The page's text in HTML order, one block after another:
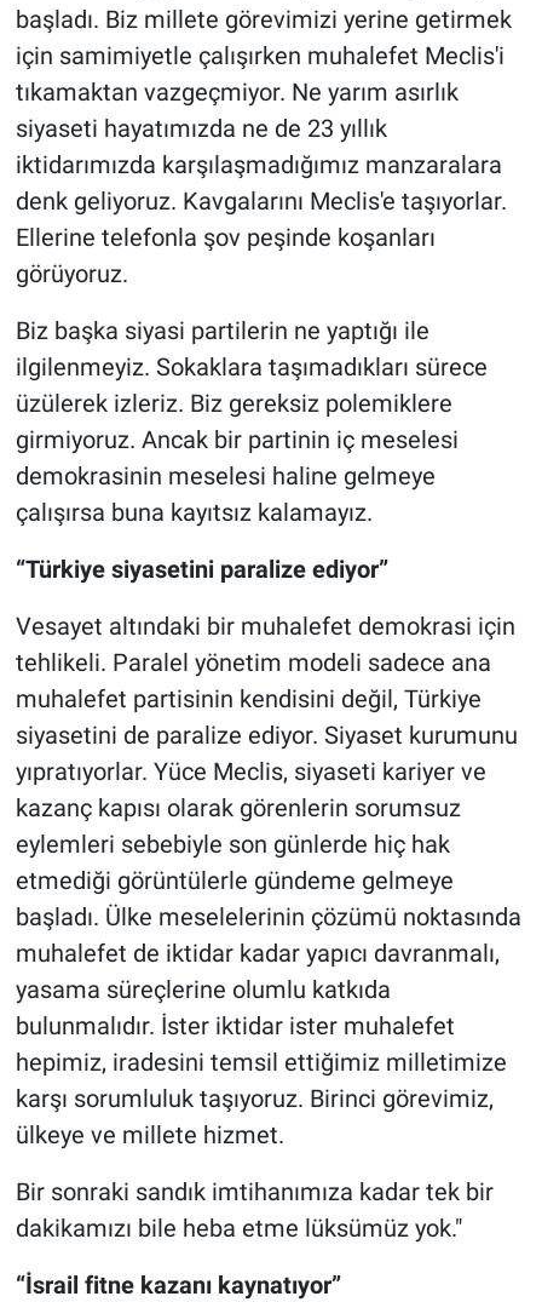
başladı. Biz millete görevimizi yerine getirmek
için samimiyetle çalışırken muhalefet Meclis'i
tıkamaktan vazgeçmiyor. Ne yarım asırlık
siyaseti hayatımızda ne de 23 yıllık
iktidarımızda karşılaşmadığımız manzaralara
denk geliyoruz. Kavgalarını Meclis'e taşıyorlar.
Ellerine telefonla şov peşinde koşanları
görüyoruz.
Biz başka siyasi partilerin ne yaptığı ile
ilgilenmeyiz. Sokaklara taşımadıkları sürece
üzülerek izleriz. Biz gereksiz polemiklere
girmiyoruz. Ancak bir partinin iç meselesi
demokrasinin meselesi haline gelmeye
çalışırsa buna kayıtsız kalamayız.
“Türkiye siyasetini paralize ediyor”
Vesayet altındaki bir muhalefet demokrasi için
tehlikeli. Paralel yönetim modeli sadece ana
muhalefet partisinin kendisini değil, Türkiye
siyasetini de paralize ediyor. Siyaset kurumunu
yıpratıyorlar. Yüce Meclis, siyaseti kariyer ve
kazanç kapısı olarak görenlerin sorumsuz
eylemleri sebebiyle son günlerde hiç hak
etmediği görüntülerle gündeme gelmeye
başladı. Ülke meselelerinin çözümü noktasında
muhalefet de iktidar kadar yapıcı davranmalı,
yasama süreçlerine olumlu katkıda
bulunmalıdır. İster iktidar ister muhalefet
hepimiz, iradesini temsil ettiğimiz milletimize
karşı sorumluluk taşıyoruz. Birinci görevimiz,
ülkeye ve millete hizmet.
Bir sonraki sandık imtihanımıza kadar tek bir
dakikamızı bile heba etme lüksümüz yok."
“İsrail fitne kazanı kaynatıyor”